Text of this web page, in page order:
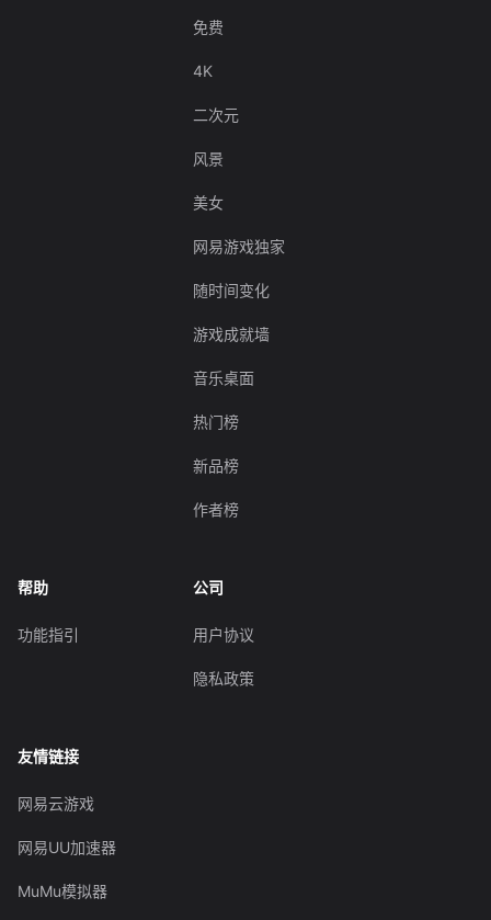
免费
4K
二次元
风景
美女
网易游戏独家
随时间变化
游戏成就墙
音乐桌面
热门榜
新品榜
作者榜
帮助
功能指引
公司
用户协议
隐私政策
友情链接
网易云游戏
网易UU加速器
MuMu模拟器